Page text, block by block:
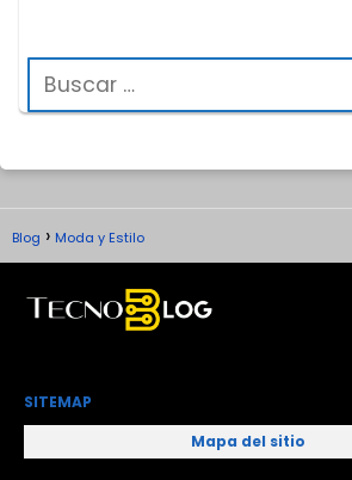
Blog Moda y Estilo
SITEMAP
Mapa del sitio